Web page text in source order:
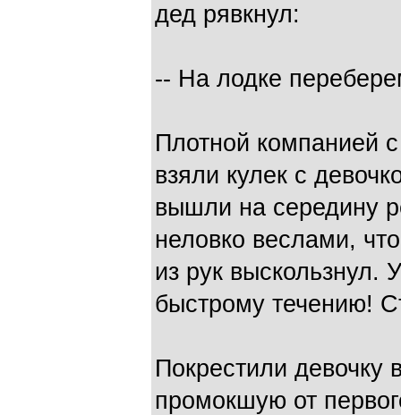
дед рявкнул:
-- На лодке
Плотной компанией
взяли кулек с
вышли на середину
неловко веслами,
из рук выскользнул.
быстрому течению!
Покрестили девочку
промокшую от